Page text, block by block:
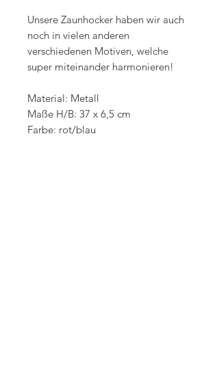
Unsere Zaunhocker haben wir auch
noch in vielen anderen
verschiedenen Motiven, welche
super miteinander harmonieren!
Material: Metall
Maße H/B: 37 x 6,5 cm
Farbe: rot/blau